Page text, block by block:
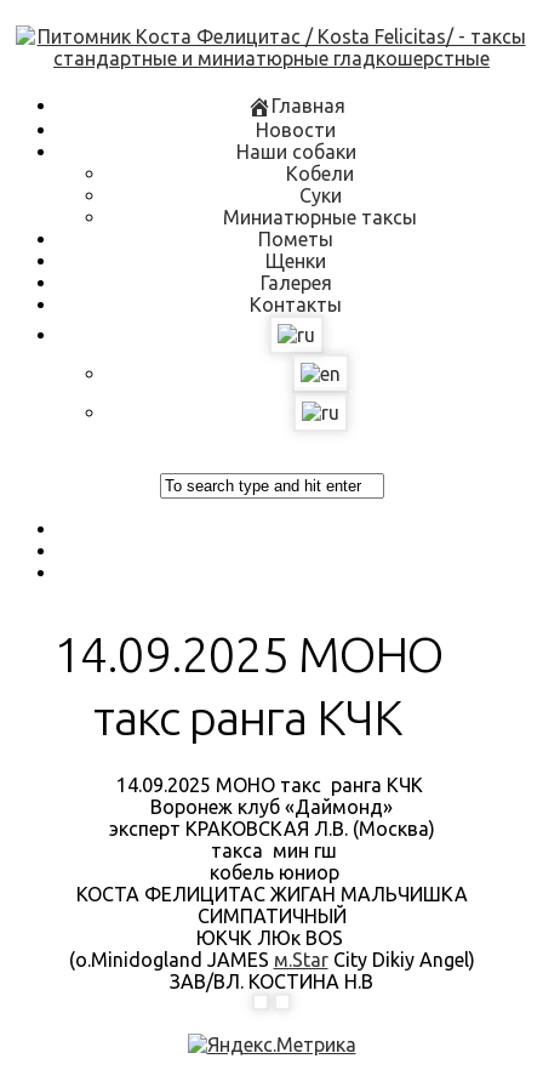
Skip
to
content
Главная
Новости
Наши собаки
Кобели
Суки
Миниатюрные таксы
Пометы
Щенки
Галерея
Контакты
14.09.2025 МОНО
такс ранга КЧК
14.09.2025 МОНО такс ранга КЧК
Воронеж клуб «Даймонд»
эксперт КРАКОВСКАЯ Л.В. (Москва)
такса мин гш
кобель юниор
КОСТА ФЕЛИЦИТАС ЖИГАН МАЛЬЧИШКА
СИМПАТИЧНЫЙ
ЮКЧК ЛЮк BOS
(о.Minidogland JAMES м.StarCity Dikiy Angel)
ЗАВ/ВЛ. КОСТИНА Н.В